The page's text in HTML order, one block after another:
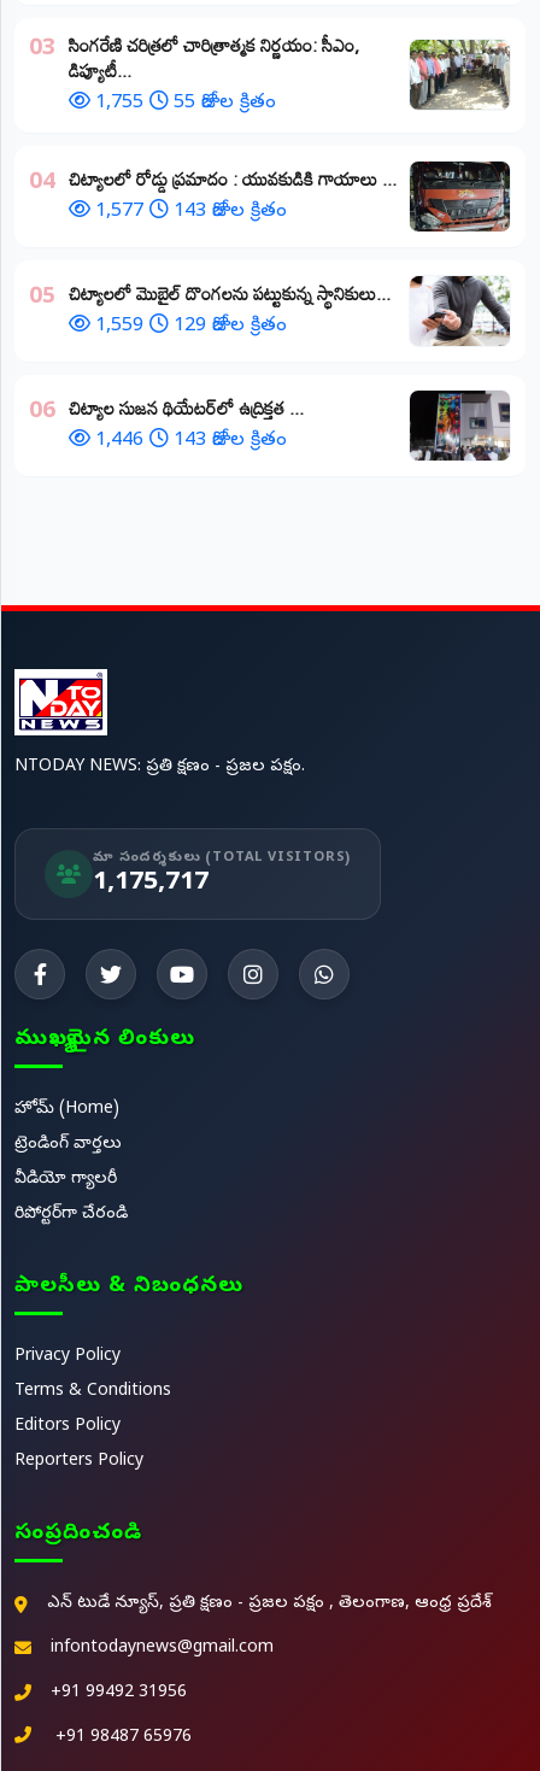
03 ​సింగరేణి చరిత్రలో చారిత్రాత్మక నిర్ణయం: సీఎం,
డిప్యూటీ...
1,755 55 రోజుల క్రితం
04 చిట్యాలలో రోడ్డు ప్రమాదం : యువకుడికి గాయాలు ​...
1,577 143 రోజుల క్రితం
05 చిట్యాలలో మొబైల్ దొంగలను పట్టుకున్న స్థానికులు...
1,559 129 రోజుల క్రితం
06 చిట్యాల సుజన థియేటర్‌లో ఉద్రిక్తత ...
1,446 143 రోజుల క్రితం
NTODAY NEWS: ప్రతి క్షణం - ప్రజల పక్షం.
మా సందర్శకులు (TOTAL VISITORS)
1,175,717
ముఖ్యమైన లింకులు
హోమ్ (Home)
ట్రెండింగ్ వార్తలు
వీడియో గ్యాలరీ
రిపోర్టర్‌గా చేరండి
పాలసీలు & నిబంధనలు
Privacy Policy
Terms & Conditions
Editors Policy
Reporters Policy
సంప్రదించండి
ఎన్ టుడే న్యూస్, ప్రతి క్షణం - ప్రజల పక్షం , తెలంగాణ, ఆంధ్ర ప్రదేశ్
infontodaynews@gmail.com
+91 99492 31956
+91 98487 65976